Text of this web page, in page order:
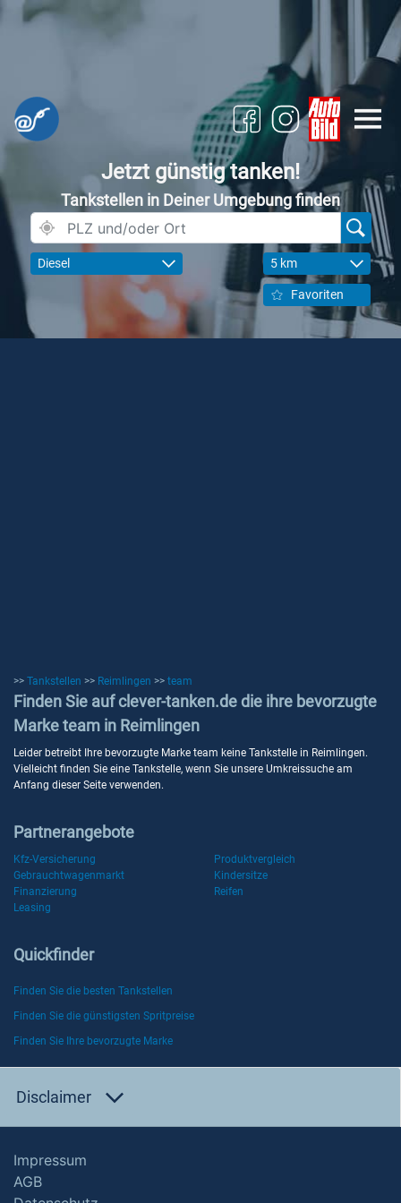
Jetzt günstig tanken!
Tankstellen in Deiner Umgebung finden
Diesel 5 km
Favoriten
>> Tankstellen >> Reimlingen >> team
Finden Sie auf clever-tanken.de die ihre bevorzugte
Marke team in Reimlingen
Leider betreibt Ihre bevorzugte Marke team keine Tankstelle in Reimlingen.
Vielleicht finden Sie eine Tankstelle, wenn Sie unsere Umkreissuche am
Anfang dieser Seite verwenden.
Partnerangebote
Kfz-Versicherung
Produktvergleich
Gebrauchtwagenmarkt
Kindersitze
Finanzierung
Reifen
Leasing
Quickfinder
Finden Sie die besten Tankstellen
Finden Sie die günstigsten Spritpreise
Finden Sie Ihre bevorzugte Marke
Disclaimer
Impressum
AGB